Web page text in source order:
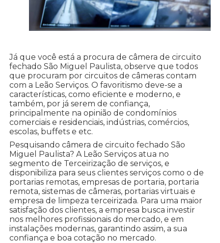
Já que você está a procura de câmera de circuito
fechado São Miguel Paulista, observe que todos
que procuram por circuitos de câmeras contam
com a Leão Serviços. O favoritismo deve-se a
características, como eficiente e moderno, e
também, por já serem de confiança,
principalmente na opinião de condomínios
comerciais e residenciais, indústrias, comércios,
escolas, buffets e etc.
Pesquisando câmera de circuito fechado São
Miguel Paulista? A Leão Serviços atua no
segmento de Terceirização de serviços, e
disponibiliza para seus clientes serviços como o de
portarias remotas, empresas de portaria, portaria
remota, sistemas de câmeras, portarias virtuais e
empresa de limpeza terceirizada. Para uma maior
satisfação dos clientes, a empresa busca investir
nos melhores profissionais do mercado, e em
instalações modernas, garantindo assim, a sua
confiança e boa cotação no mercado.